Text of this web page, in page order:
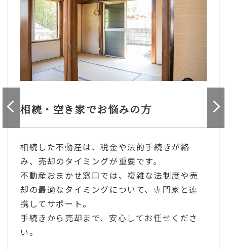
相続・空き家でお悩みの方
相続した不動産は、税金や法的手続きが絡
み、売却のタイミングが重要です。
不動産おまかせ窓口では、複雑な法制度や売
却の最適なタイミングについて、専門家と連
携してサポート。
手続きから売却まで、安心してお任せくださ
い。